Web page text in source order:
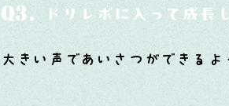
Q3. ドリレボに入って成長
大きい声であいさつができるよ